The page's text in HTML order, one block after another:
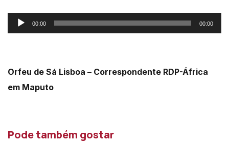
Reprodutor
de
00:00 00:00
Orfeu de Sá Lisboa – Correspondente RDP-África
em Maputo
Pode também gostar